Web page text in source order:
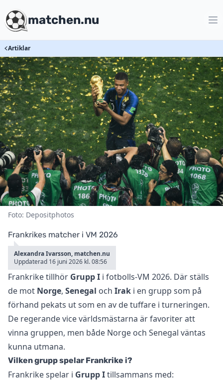
matchen.nu
Artiklar
Foto: Depositphotos
Frankrikes matcher i VM 2026
Alexandra Ivarsson, matchen.nu
Uppdaterad 16 juni 2026 kl. 08:56
Frankrike tillhör Grupp I i fotbolls-VM 2026. Där ställs
de mot Norge, Senegal och Irak i en grupp som på
förhand pekats ut som en av de tuffare i turneringen.
De regerande vice världsmästarna är favoriter att
vinna gruppen, men både Norge och Senegal väntas
kunna utmana.
Vilken grupp spelar Frankrike i?
Frankrike spelar i Grupp Itillsammans med: